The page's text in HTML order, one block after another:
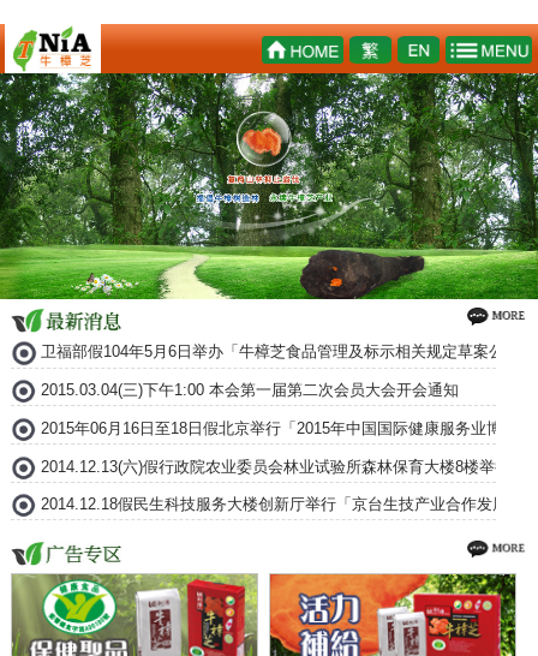
卫福部假104年5月6日举办「牛樟芝食品管理及标示相关规定草案公听
2015.03.04(三)下午1:00 本会第一届第二次会员大会开会通知
2015年06月16日至18日假北京举行「2015年中国国际健康服务业博览
2014.12.13(六)假行政院农业委员会林业试验所森林保育大楼8楼举行「
2014.12.18假民生科技服务大楼创新厅举行「京台生技产业合作发展论